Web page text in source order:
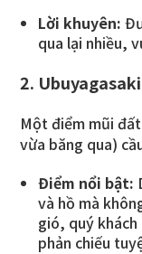
Lời khuyên:
qua lại nhiều,
2.
Một điểm mũi
vừa băng qua)
Điểm nổi bật:
và hồ mà
gió, quý
phản chiếu